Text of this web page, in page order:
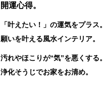
開運心得。
「叶えたい！」の運気をプラス。
願いを叶える風水インテリア。
汚れやほこりが“気”を悪くする。
浄化そうじでお家をお清め。